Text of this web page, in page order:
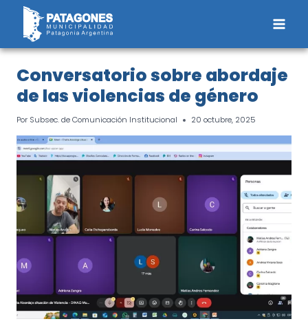
Saltar
contenido
Conversatorio sobre abordaje
de las violencias de género
Por Subsec. de Comunicación Institucional 20 octubre, 2025